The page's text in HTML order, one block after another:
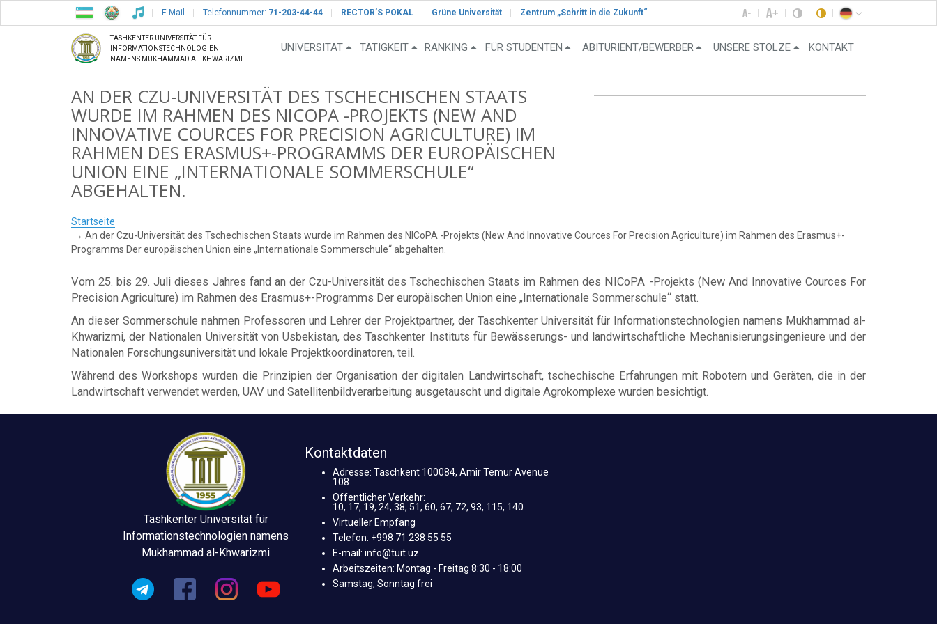
E-Mail Telefonnummer: 71-203-44-44 RECTOR’S POKAL Grüne Universität Zentrum „Schritt in die Zukunft“
TASHKENTER UNIVERSITÄT FÜR
INFORMATIONSTECHNOLOGIEN
NAMENS MUKHAMMAD AL-KHWARIZMI
UNIVERSITÄT TÄTIGKEIT RANKING FÜR STUDENTEN ABITURIENT/BEWERBER UNSERE STOLZE KONTAKT
AN DER CZU-UNIVERSITÄT DES TSCHECHISCHEN STAATS
WURDE IM RAHMEN DES NICOPA -PROJEKTS (NEW AND
INNOVATIVE COURCES FOR PRECISION AGRICULTURE) IM
RAHMEN DES ERASMUS+-PROGRAMMS DER EUROPÄISCHEN
UNION EINE „INTERNATIONALE SOMMERSCHULE“
ABGEHALTEN.
Startseite
An der Czu-Universität des Tschechischen Staats wurde im Rahmen des NICoPA -Projekts (New And Innovative Cources For Precision Agriculture) im Rahmen des Erasmus+-
Programms Der europäischen Union eine „Internationale Sommerschule“ abgehalten.
Vom 25. bis 29. Juli dieses Jahres fand an der Czu-Universität des Tschechischen Staats im Rahmen des NICoPA -Projekts (New And Innovative Cources For
Precision Agriculture) im Rahmen des Erasmus+-Programms Der europäischen Union eine „Internationale Sommerschule“ statt.
An dieser Sommerschule nahmen Professoren und Lehrer der Projektpartner, der Taschkenter Universität für Informationstechnologien namens Mukhammad al-
Khwarizmi, der Nationalen Universität von Usbekistan, des Taschkenter Instituts für Bewässerungs- und landwirtschaftliche Mechanisierungsingenieure und der
Nationalen Forschungsuniversität und lokale Projektkoordinatoren, teil.
Während des Workshops wurden die Prinzipien der Organisation der digitalen Landwirtschaft, tschechische Erfahrungen mit Robotern und Geräten, die in der
Landwirtschaft verwendet werden, UAV und Satellitenbildverarbeitung ausgetauscht und digitale Agrokomplexe wurden besichtigt.
Tashkenter Universität für
Informationstechnologien namens
Mukhammad al-Khwarizmi
Kontaktdaten
Adresse: Taschkent 100084, Amir Temur Avenue
108
Öffentlicher Verkehr:
10, 17, 19, 24, 38, 51, 60, 67, 72, 93, 115, 140
Virtueller Empfang
Telefon: +998 71 238 55 55
E-mail: info@tuit.uz
Arbeitszeiten: Montag - Freitag 8:30 - 18:00
Samstag, Sonntag frei